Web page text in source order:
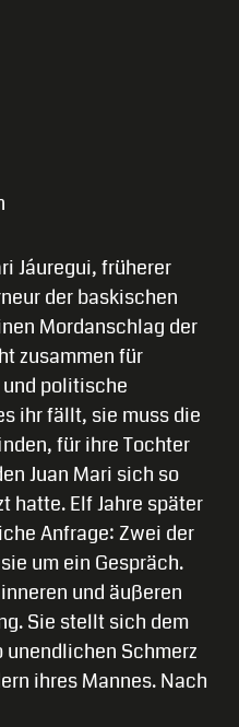
Jáuregui, früherer
der baskischen
Mordanschlag der
zusammen für
politische
ihr fällt, sie muss die
für ihre Tochter
Juan Mari sich so
hatte. Elf Jahre später
Anfrage: Zwei der
um ein Gespräch.
und äußeren
Sie stellt sich dem
Schmerz
ihres Mannes. Nach